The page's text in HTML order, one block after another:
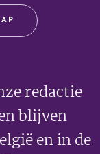
redactie
blijven
en in de